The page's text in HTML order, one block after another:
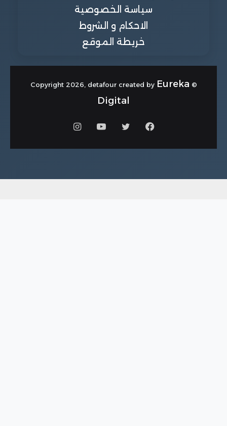
سياسة الخصوصية
الاحكام و الشروط
خريطة الموقع
© Copyright 2026, detafour created by
Eureka
Digital
فيسبوكتويتر يوتيوبانستقرام